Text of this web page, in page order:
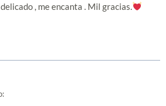
, me encanta . Mil gracias.